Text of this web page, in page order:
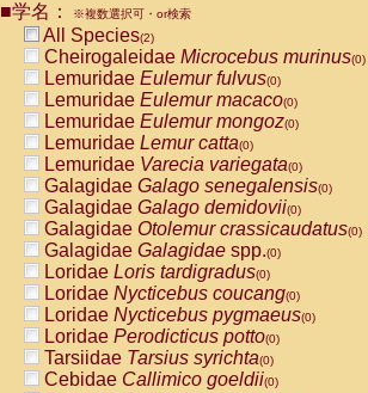
■学名： ※複数選択可・or検索
All Species(2)
Cheirogaleidae Microcebus murinus(0)
Lemuridae Eulemur fulvus(0)
Lemuridae Eulemur macaco(0)
Lemuridae Eulemur mongoz(0)
Lemuridae Lemur catta(0)
Lemuridae Varecia variegata(0)
Galagidae Galago senegalensis(0)
Galagidae Galago demidovii(0)
Galagidae Otolemur crassicaudatus(0)
Galagidae Galagidae spp.(0)
Loridae Loris tardigradus(0)
Loridae Nycticebus coucang(0)
Loridae Nycticebus pygmaeus(0)
Loridae Perodicticus potto(0)
Tarsiidae Tarsius syrichta(0)
Cebidae Callimico goeldii(0)